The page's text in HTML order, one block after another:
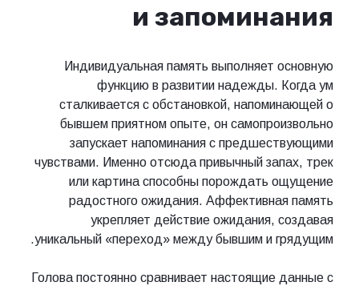
и запоминания
Индивидуальная память выполняет основную
функцию в развитии надежды. Когда ум
сталкивается с обстановкой, напоминающей о
бывшем приятном опыте, он самопроизвольно
запускает напоминания с предшествующими
чувствами. Именно отсюда привычный запах, трек
или картина способны порождать ощущение
радостного ожидания. Аффективная память
укрепляет действие ожидания, создавая
уникальный «переход» между бывшим и грядущим.
Голова постоянно сравнивает настоящие данные с